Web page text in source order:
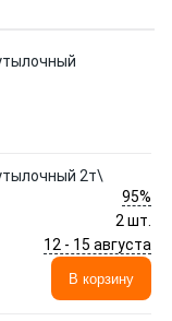
2т\
95%
2 шт.
12 - 15 августа
В корзину